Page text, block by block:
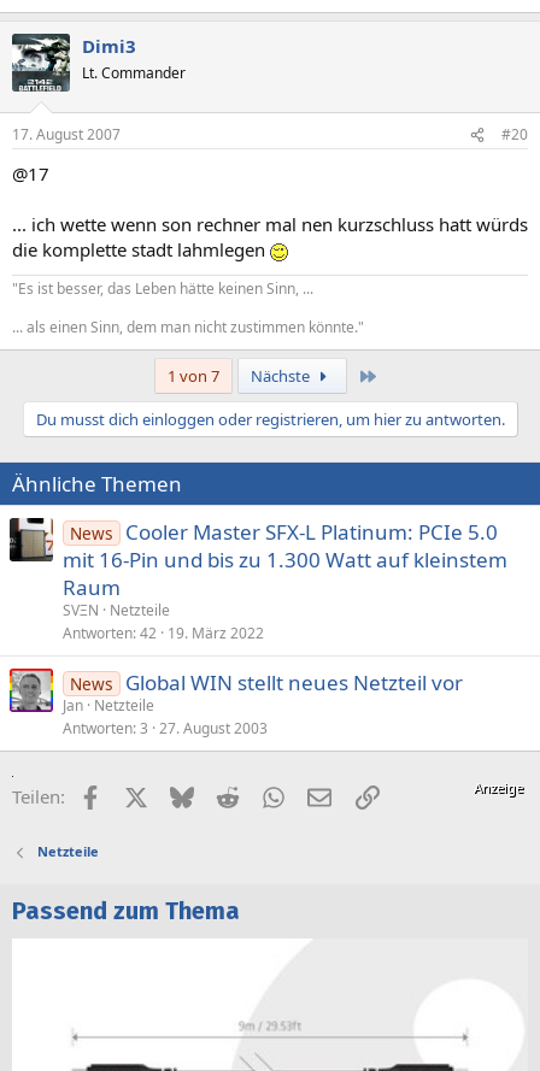
Dimi3
Lt. Commander
17. August 2007 #20
@17
... ich wette wenn son rechner mal nen kurzschluss hatt würds
die komplette stadt lahmlegen
"Es ist besser, das Leben hätte keinen Sinn, ...
... als einen Sinn, dem man nicht zustimmen könnte."
1 von 7 Nächste
Du musst dich einloggen oder registrieren, um hier zu antworten.
Ähnliche Themen
News
Cooler Master SFX-L Platinum: PCIe 5.0
mit 16-Pin und bis zu 1.300 Watt auf kleinstem
Raum
SVΞN
Netzteile
Antworten 42 19. März 2022
News Global WIN stellt neues Netzteil vor
Jan Netzteile
Antworten 3 27. August 2003
Teilen: FacebookX (Twitter)
BlueskyRedditWhatsApp
E-MailLink
Netzteile
Passend zum Thema